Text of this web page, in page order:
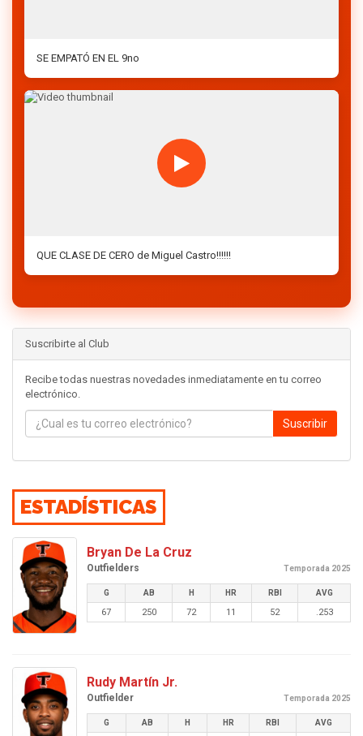
SE EMPATÓ EN EL 9no
QUE CLASE DE CERO de Miguel Castro!!!!!!
Suscribirte al Club
Recibe todas nuestras novedades inmediatamente en tu correo
electrónico.
Suscribir
ESTADÍSTICAS
Bryan De La Cruz
Outfielders Temporada 2025
G AB H HR RBI AVG
67 250 72 11 52 .253
Rudy Martín Jr.
Outfielder Temporada 2025
G AB H HR RBI AVG